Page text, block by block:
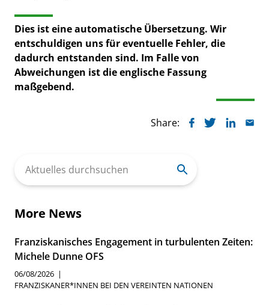
Dies ist eine automatische Übersetzung. Wir
entschuldigen uns für eventuelle Fehler, die
dadurch entstanden sind. Im Falle von
Abweichungen ist die englische Fassung
maßgebend.
Share:
for:
More News
Franziskanisches Engagement in turbulenten Zeiten:
Michele Dunne OFS
06/08/2026
FRANZISKANER*INNEN BEI DEN VEREINTEN NATIONEN